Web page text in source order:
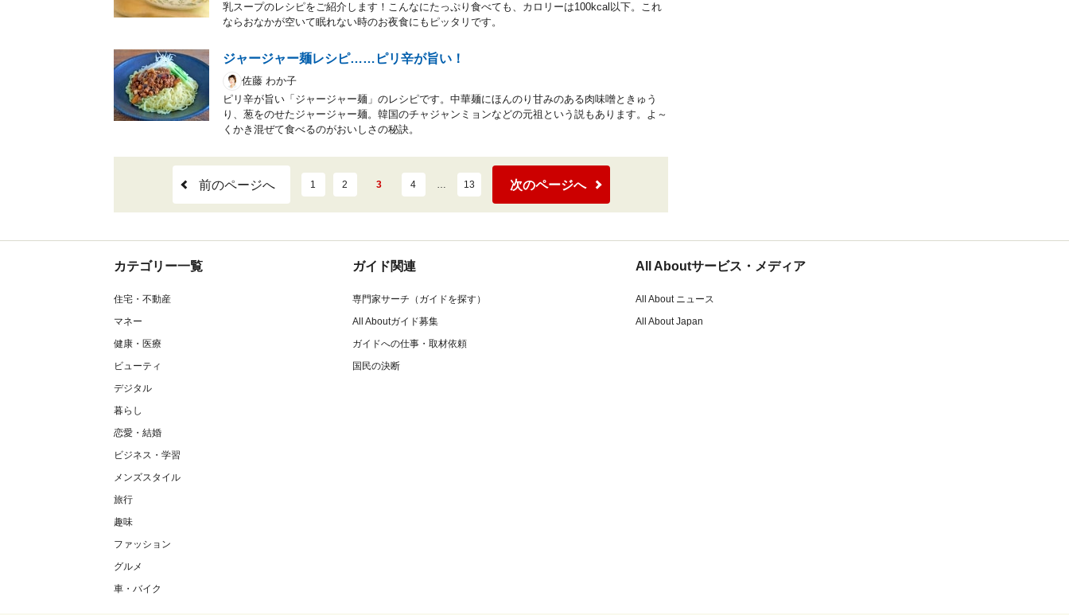
乳スープのレシピをご紹介します！こんなにたっぷり食べても、カロリーは100kcal以下。これ
ならおなかが空いて眠れない時のお夜食にもピッタリです。
ジャージャー麺レシピ……ピリ辛が旨い！
佐藤 わか子
ピリ辛が旨い「ジャージャー麺」のレシピです。中華麺にほんのり甘みのある肉味噌ときゅう
り、葱をのせたジャージャー麺。韓国のチャジャンミョンなどの元祖という説もあります。よ～
くかき混ぜて食べるのがおいしさの秘訣。
前のページへ 1 2 3 4 … 13 次のページへ
カテゴリー一覧
住宅・不動産
マネー
健康・医療
ビューティ
デジタル
暮らし
恋愛・結婚
ビジネス・学習
メンズスタイル
旅行
趣味
ファッション
グルメ
車・バイク
ガイド関連
専門家サーチ（ガイドを探す）
All Aboutガイド募集
ガイドへの仕事・取材依頼
国民の決断
All Aboutサービス・メディア
All About ニュース
All About Japan